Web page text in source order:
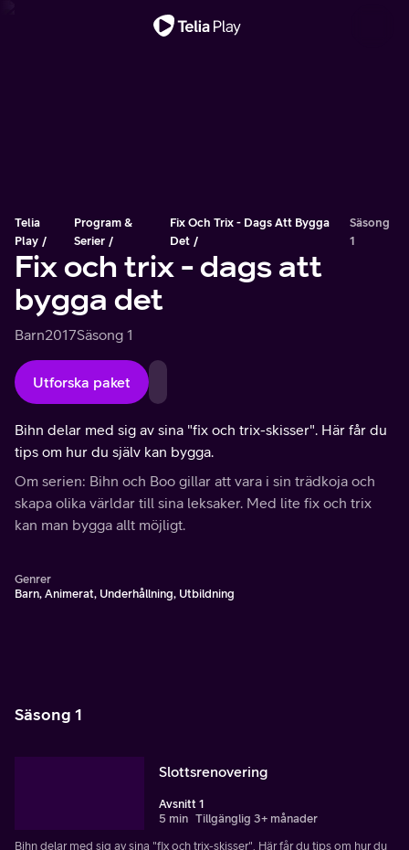
Telia
Play
Program &
Serier
Fix Och Trix - Dags Att Bygga
Det
Säsong
1
Fix och trix - dags att
bygga det
Barn2017Säsong 1
Utforska paket
Bihn delar med sig av sina "fix och trix-skisser". Här får du
tips om hur du själv kan bygga.
Om serien: Bihn och Boo gillar att vara i sin trädkoja och
skapa olika världar till sina leksaker. Med lite fix och trix
kan man bygga allt möjligt.
Genrer
Barn, Animerat, Underhållning, Utbildning
Säsong 1
Slottsrenovering
Avsnitt 1
5 min Tillgänglig 3+ månader
Bihn delar med sig av sina "fix och trix-skisser". Här får du tips om hur du